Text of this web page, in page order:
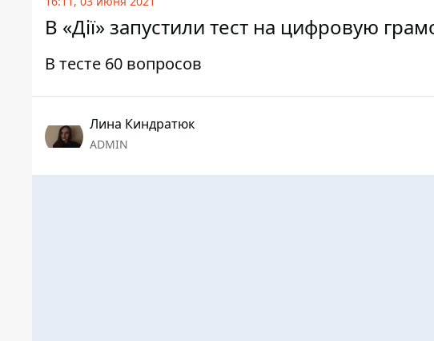
В «Дії» запустили тест на цифровую
В тесте 60 вопросов
Лина Киндратюк
ADMIN